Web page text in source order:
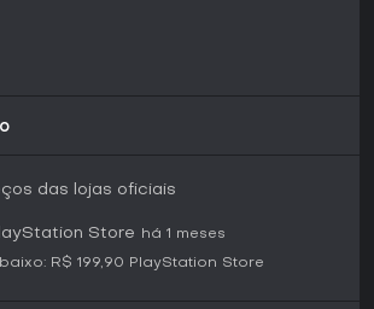
de inimigos inclui treze variantes
Six Extraction oferece um shooter
das lojas oficiais
Store
há 1 meses
R$ 199,90 PlayStation Store